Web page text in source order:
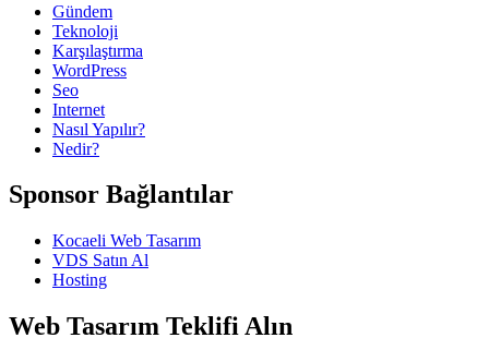
Gündem
Teknoloji
Karşılaştırma
WordPress
Seo
Internet
Nasıl Yapılır?
Nedir?
Sponsor Bağlantılar
Kocaeli Web Tasarım
VDS Satın Al
Hosting
Web Tasarım Teklifi Alın